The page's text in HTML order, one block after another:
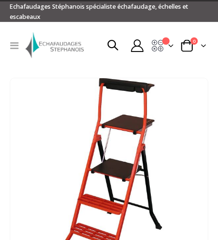
Echafaudages Stéphanois spécialiste échafaudage, échelles et
escabeaux
Basculer
Panier
0articles
Devis